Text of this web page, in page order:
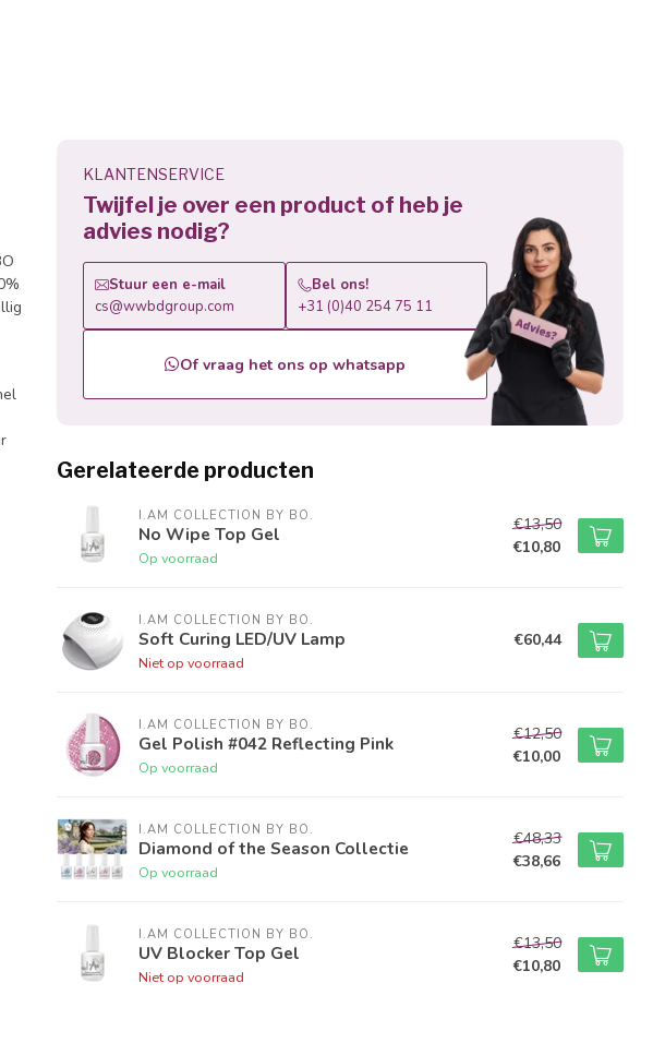
KLANTENSERVICE
Twijfel je over een product of heb je
advies nodig?
Stuur een e-mail
cs@wwbdgroup.com
Bel ons!
+31 (0)40 254 75 11
Of vraag het ons op whatsapp
Gerelateerde producten
I.AM COLLECTION BY BO.
No Wipe Top Gel
Op voorraad
€13,50
€10,80
I.AM COLLECTION BY BO.
Soft Curing LED/UV Lamp
Niet op voorraad
€60,44
I.AM COLLECTION BY BO.
Gel Polish #042 Reflecting Pink
Op voorraad
€12,50
€10,00
I.AM COLLECTION BY BO.
Diamond of the Season Collectie
Op voorraad
€48,33
€38,66
I.AM COLLECTION BY BO.
UV Blocker Top Gel
Niet op voorraad
€13,50
€10,80